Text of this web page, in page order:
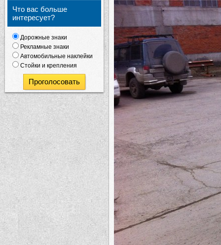
Что вас больше
интересует?
Дорожные знаки
Рекламные знаки
Автомобильные наклейки
Стойки и крепления
Проголосовать